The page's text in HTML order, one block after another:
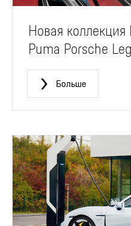
Новая
Puma Porsche
Больше